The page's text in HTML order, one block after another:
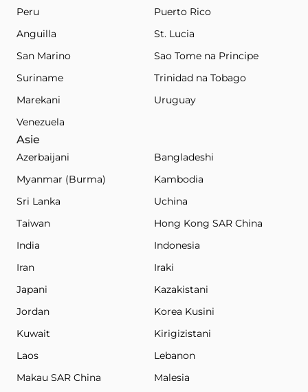
Peru
Puerto Rico
Anguilla
St. Lucia
San Marino
Sao Tome na Principe
Suriname
Trinidad na Tobago
Marekani
Uruguay
Venezuela
Asie
Azerbaijani
Bangladeshi
Myanmar (Burma)
Kambodia
Sri Lanka
Uchina
Taiwan
Hong Kong SAR China
India
Indonesia
Iran
Iraki
Japani
Kazakistani
Jordan
Korea Kusini
Kuwait
Kirigizistani
Laos
Lebanon
Makau SAR China
Malesia